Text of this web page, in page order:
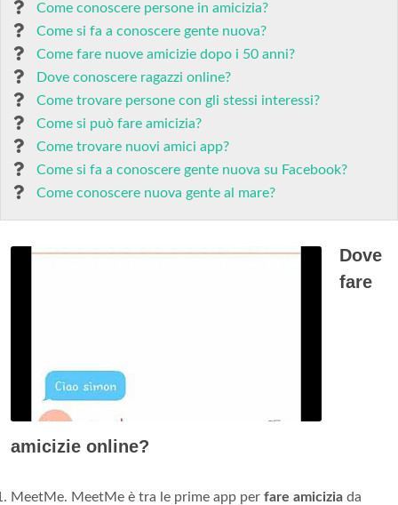
Come conoscere persone in amicizia?
Come si fa a conoscere gente nuova?
Come fare nuove amicizie dopo i 50 anni?
Dove conoscere ragazzi online?
Come trovare persone con gli stessi interessi?
Come si può fare amicizia?
Come trovare nuovi amici app?
Come si fa a conoscere gente nuova su Facebook?
Come conoscere nuova gente al mare?
Dove
fare
amicizie online?
MeetMe. MeetMe è tra le prime app per fare amicizia da